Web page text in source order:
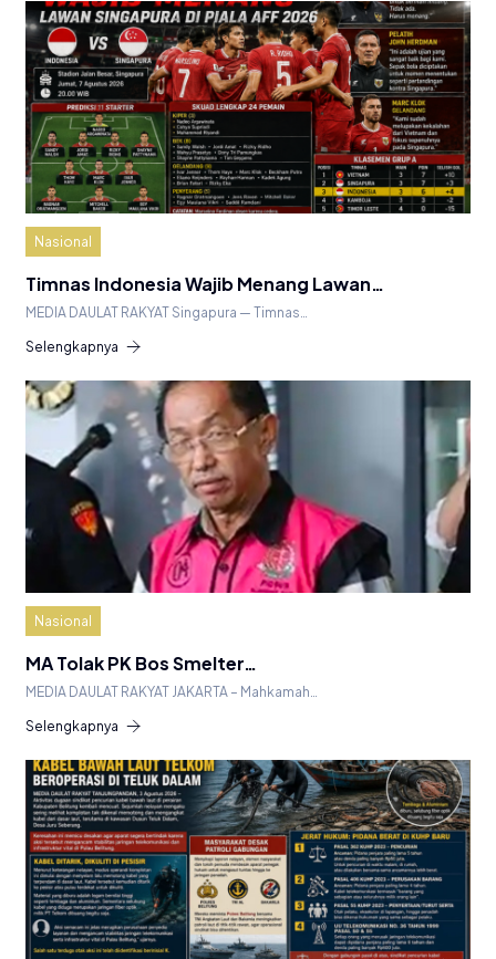
Nasional
Timnas Indonesia Wajib Menang Lawan…
MEDIA DAULAT RAKYAT Singapura — Timnas…
Selengkapnya
Nasional
MA Tolak PK Bos Smelter…
MEDIA DAULAT RAKYAT JAKARTA – Mahkamah…
Selengkapnya